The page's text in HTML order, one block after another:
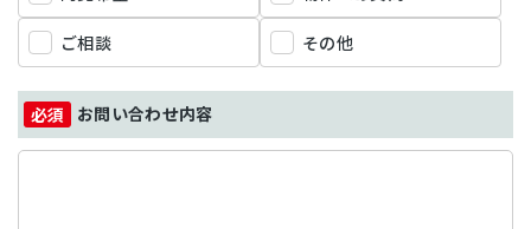
ご相談 その他
お問い合わせ内容